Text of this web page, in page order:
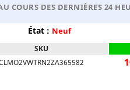
COURS DES DERNIÈRES 24
État : Neuf
SKU